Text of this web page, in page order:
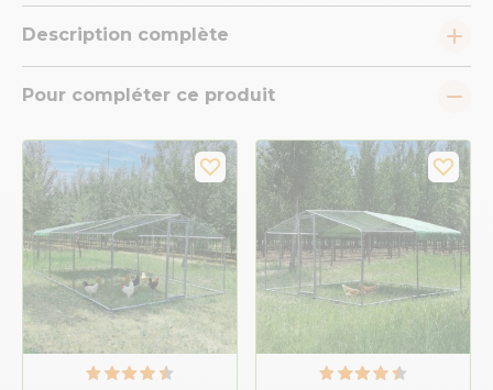
Description complète
Pour compléter ce produit